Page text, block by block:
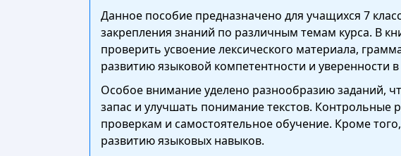
Данное пособие предназначено для учащихся 7
закрепления знаний по различным темам курса. В
проверить усвоение лексического материала,
развитию языковой компетентности и уверенности
Особое внимание уделено разнообразию заданий,
запас и улучшать понимание текстов. Контрольные
проверкам и самостоятельное обучение. Кроме
развитию языковых навыков.